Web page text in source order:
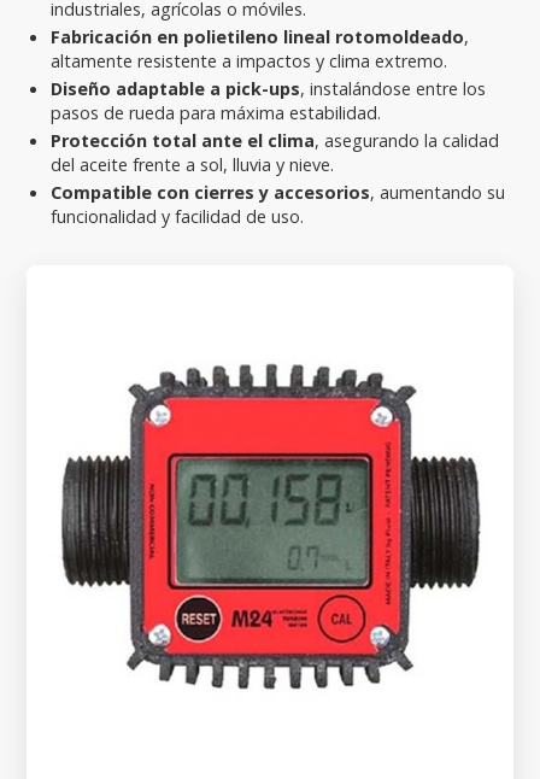
industriales, agrícolas o móviles.
Fabricación en polietileno lineal rotomoldeado,
altamente resistente a impactos y clima extremo.
Diseño adaptable a pick-ups, instalándose entre los
pasos de rueda para máxima estabilidad.
Protección total ante el clima, asegurando la calidad
del aceite frente a sol, lluvia y nieve.
Compatible con cierres y accesorios, aumentando su
funcionalidad y facilidad de uso.